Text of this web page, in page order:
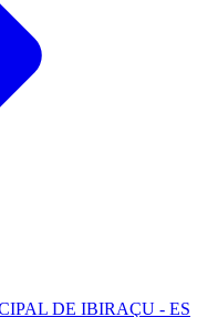
DE IBIRAÇU - ES